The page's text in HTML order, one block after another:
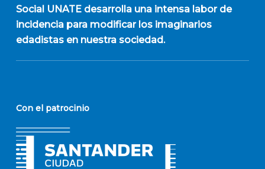
Social UNATE desarrolla una intensa labor de
incidencia para modificar los imaginarios
edadistas en nuestra sociedad.
Con el patrocinio